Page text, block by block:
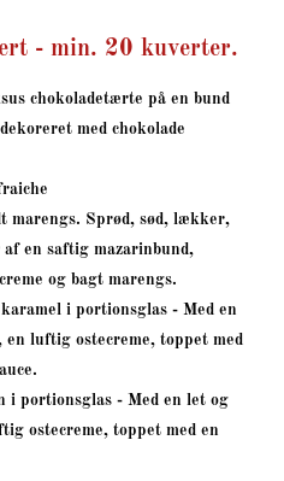
- min. 20 kuverter.
chokoladetærte på en bund
med chokolade
marengs. Sprød, sød, lækker,
en saftig mazarinbund,
og bagt marengs.
karamel i portionsglas - Med en
en luftig ostecreme, toppet med
i portionsglas - Med en let og
ostecreme, toppet med en